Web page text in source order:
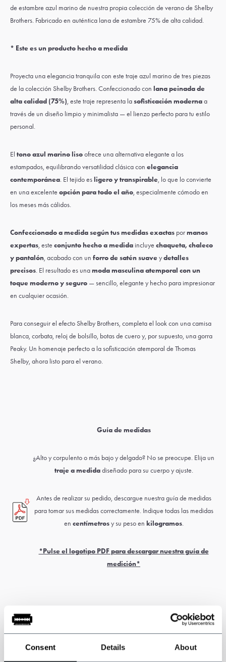
Consent Details About
de estambre azul marino de nuestra propia colección de verano de Shelby
Brothers. Fabricado en auténtica lana de estambre 75% de alta calidad.
* Este es un producto hecho a medida
Proyecta una elegancia tranquila con este traje azul marino de tres piezas
de la colección Shelby Brothers. Confeccionado con lana peinada de
alta calidad (75%), este traje representa lasofisticación modernaa
través de un diseño limpio y minimalista — el lienzo perfecto para tu estilo
personal.
El tono azul marino lisoofrece una alternativa elegante a los
estampados, equilibrando versatilidad clásica con elegancia
contemporánea. El tejido esligero y transpirable, lo que lo convierte
en una excelente opción para todo el año, especialmente cómodo en
los meses más cálidos.
Confeccionado a medida según tus medidas exactas pormanos
expertas, este conjunto hecho a medida incluye chaqueta, chaleco
y pantalón, acabado con un forro de satén suaveydetalles
precisos. El resultado es unamoda masculina atemporal con un
toque moderno y seguro — sencillo, elegante y hecho para impresionar
en cualquier ocasión.
Para conseguir el efecto Shelby Brothers, completa el look con unacamisa
blanca, corbata, reloj de bolsillo, botas de cueroy, por supuesto, unagorra
Peaky. Un homenaje perfecto a la sofisticación atemporal de Thomas
Shelby, ahora listo para el verano.
Guía de medidas
¿Alto y corpulento o más bajo y delgado? No se preocupe. Elija un
traje a medidadiseñado para su cuerpo y ajuste.
Antes de realizar su pedido, descargue nuestra guía de medidas
para tomar sus medidas correctamente. Indique todas las medidas
en centímetrosy su peso en kilogramos.
*Pulse el logotipo PDF para descargar nuestra guía de
medición*
Nota: este producto está hecho a mano. El plazo de entrega suele
ser de 6 a 8 semanas.
Pueden aplicarse derechos de aduana y de